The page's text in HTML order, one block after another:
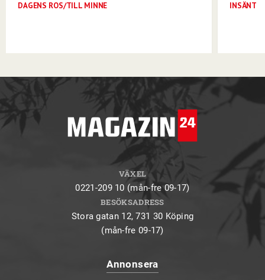
DAGENS ROS/TILL MINNE INSÄNT
VÄXEL
0221-209 10 (mån-fre 09-17)
BESÖKSADRESS
Stora gatan 12, 731 30 Köping
(mån-fre 09-17)
Annonsera